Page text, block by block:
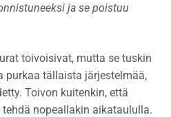
ja se poistuu
toivoisivat, mutta se tuskin
purkaa tällaista järjestelmää,
Toivon kuitenkin, että
nopeallakin aikataululla.